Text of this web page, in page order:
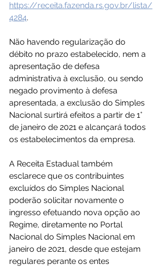
https://receita.fazenda.rs.gov.br/lista/
4284.
Não havendo regularização do
débito no prazo estabelecido, nem a
apresentação de defesa
administrativa à exclusão, ou sendo
negado provimento à defesa
apresentada, a exclusão do Simples
Nacional surtirá efeitos a partir de 1°
de janeiro de 2021 e alcançará todos
os estabelecimentos da empresa.
A Receita Estadual também
esclarece que os contribuintes
excluídos do Simples Nacional
poderão solicitar novamente o
ingresso efetuando nova opção ao
Regime, diretamente no Portal
Nacional do Simples Nacional em
janeiro de 2021, desde que estejam
regulares perante os entes